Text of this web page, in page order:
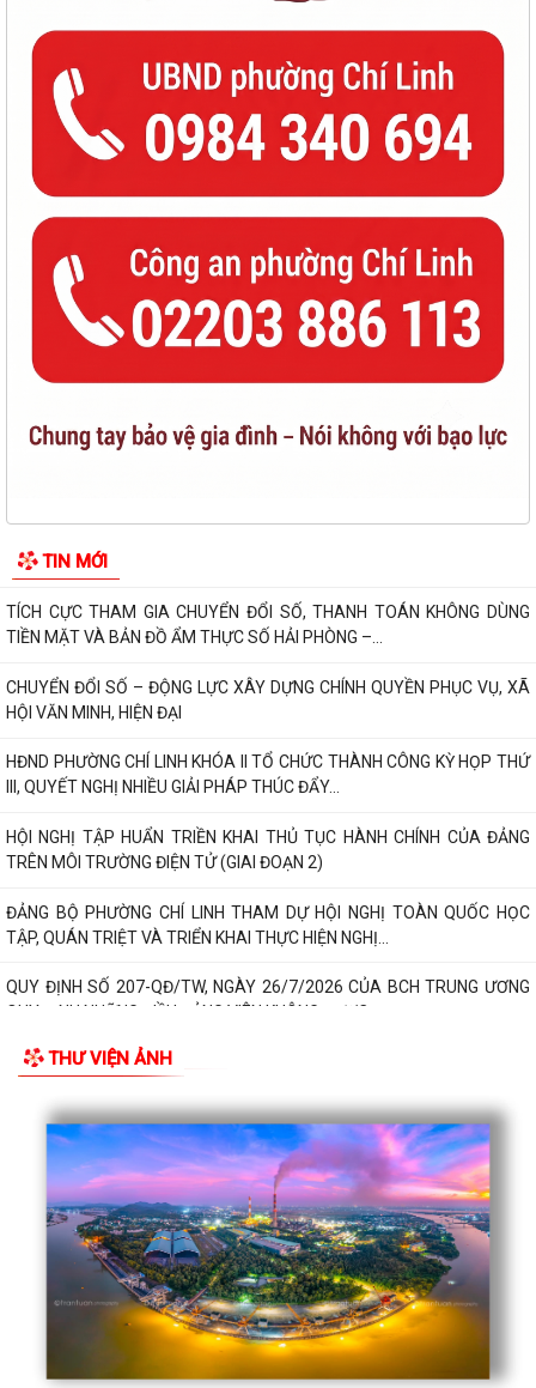
TIN MỚI
ĐỊNH ĐƯỢC DANH TÍNH
Thông báo về việc chăm sóc và phòng trừ sâu bệnh hại lúa vụ mùa
BAN THƯỜNG VỤ ĐẢNG ỦY PHƯỜNG CHÍ LINH HỌP THƯỜNG KỲ
THÁNG 8, CHO Ý KIẾN NHIỀU NỘI DUNG QUAN TRỌNG
PHƯỜNG CHÍ LINH TRIỂN KHAI HIỆU QUẢ MÔ HÌNH "NGÀY THỨ NĂM
KHÔNG HẸN", NÂNG CAO CHẤT LƯỢNG PHỤC VỤ...
TỔ ĐẠI BIỂU SỐ 18 HĐND THÀNH PHỐ HẢI PHÒNG TIẾP XÚC CỬ TRI
TRƯỚC KỲ HỌP THƯỜNG LỆ GIỮA NĂM 2026
ĐẨY MẠNH CHUYỂN ĐỔI SỐ NGÀNH GIÁO DỤC – HOÀN THÀNH CẤP
hộ nghèo, hộ cận nghèo, hộ thoát...
TÍCH CỰC THAM GIA CHUYỂN ĐỔI SỐ, THANH TOÁN KHÔNG DÙNG
TIỀN MẶT VÀ BẢN ĐỒ ẨM THỰC SỐ HẢI PHÒNG –...
CHUYỂN ĐỔI SỐ – ĐỘNG LỰC XÂY DỰNG CHÍNH QUYỀN PHỤC VỤ, XÃ
HỘI VĂN MINH, HIỆN ĐẠI
HĐND PHƯỜNG CHÍ LINH KHÓA II TỔ CHỨC THÀNH CÔNG KỲ HỌP THỨ
III, QUYẾT NGHỊ NHIỀU GIẢI PHÁP THÚC ĐẨY...
HỘI NGHỊ TẬP HUẨN TRIỀN KHAI THỦ TỤC HÀNH CHÍNH CỦA ĐẢNG
TRÊN MÔI TRƯỜNG ĐIỆN TỬ (GIAI ĐOẠN 2)
ĐẢNG BỘ PHƯỜNG CHÍ LINH THAM DỰ HỘI NGHỊ TOÀN QUỐC HỌC
TẬP, QUÁN TRIỆT VÀ TRIỂN KHAI THỰC HIỆN NGHỊ...
QUY ĐỊNH SỐ 207-QĐ/TW, NGÀY 26/7/2026 CỦA BCH TRUNG ƯƠNG
QUY ĐỊNH NHỮNG ĐIỀU ĐẢNG VIÊN KHÔNG ĐƯỢC...
CUỘC THI "SÁNG TÁC CA KHÚC VÀ BIỂU TRƯNG (LOGO) VỀ PHƯỜNG
Lịch công tác của Thường trực HĐND, lãnh đạo UBND phường tuần 31
KỶ NIỆM 79 NĂM NGÀY THƯƠNG BINH - LIỆT SĨ (27/7/1947 -
27/7/2026)
PHƯỜNG CHÍ LINH TRANG TRỌNG TỔ CHỨC LỄ DÂNG HƯƠNG, THẮP
NẾN TRI ÂN TẠI BA NGHĨA TRANG LIỆT SĨ NHÂN...
PHƯỜNG CHÍ LINH KHAI MẠC GIẢI BÓNG CHUYỀN HƠI NAM CÁC TỔ
DÂN PHỐ NĂM 2026
THƯ VIỆN ẢNH